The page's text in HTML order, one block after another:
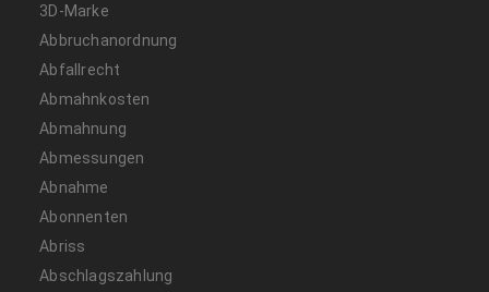
3D-Marke
Abbruchanordnung
Abfallrecht
Abmahnkosten
Abmahnung
Abmessungen
Abnahme
Abonnenten
Abriss
Abschlagszahlung